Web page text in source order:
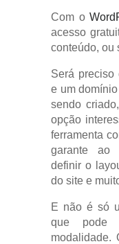
Com o
acesso
conteúdo, ou
Será preciso
e um
sendo
opção
ferramenta
garante ao
definir o
do site e
E não é só
que pode
modalidade.